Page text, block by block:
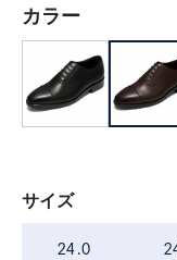
カラー
サイズ
24.0